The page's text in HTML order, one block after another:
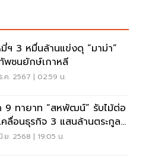
มี่ฯ 3 หมื่นล้านแข่งดุ “มาม่า”
พชนยักษ์เกาหลี
.ค. 2567 | 02:59 น.
9 ทายาท “สหพัฒน์” รับไม้ต่อ
คลื่อนธุรกิจ 3 แสนล้านตระกูล
ควัฒนา”
.ย. 2568 | 19:05 น.